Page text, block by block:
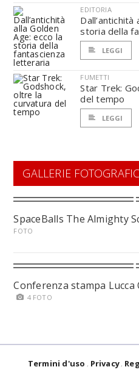
EDITORIA
Dall’antichità
storia della
LEGGI
FUMETTI
Star Trek:
del tempo
LEGGI
GALLERIE
SpaceBalls The Almighty
FOTO
Conferenza stampa Lucca
4 FOTO
Termini d'uso Privacy